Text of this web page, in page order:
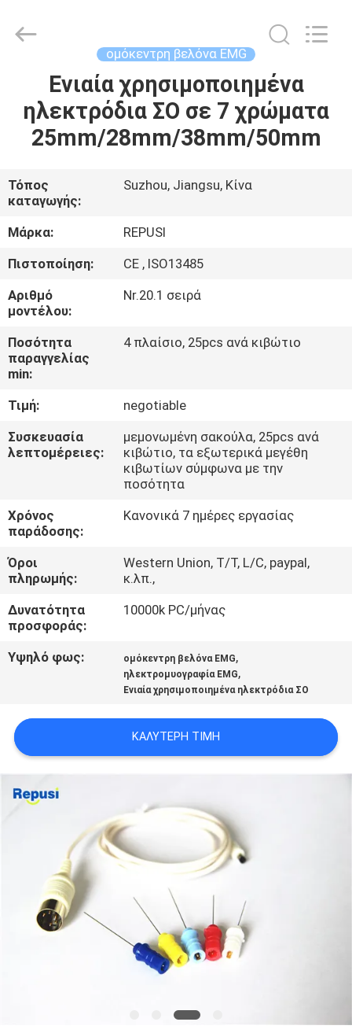
ΣΠΊΤΙ
ΠΡΟΪΌΝΤΑ
ΠΕΡΊΠΟΥ
ΕΜΕΊΣ
ΓΎΡΟΣ
ΕΡΓΟΣΤΑΣΊΩΝ
ΠΟΙΟΤΙΚΌΣ
ΈΛΕΓΧΟΣ
ΜΑΣ
ΕΛΆΤΕ
ΜΕ
ΕΙΔΉΣΕΙΣ
ΖΗΤΉΣΤΕ
ΈΝΑ
ΑΠΌΣΠΑΣΜΑ
SITEMAP
PRIVACY
POLICY
Electronics
Co.,Ltd..
ομόκεντρη βελόνα EMG
Ενιαία χρησιμοποιημένα
ηλεκτρόδια ΣΟ σε 7 χρώματα
25mm/28mm/38mm/50mm
Τόπος
καταγωγής:
Suzhou, Jiangsu, Κίνα
Μάρκα:
REPUSI
Πιστοποίηση:
CE , ISO13485
Αριθμό
μοντέλου:
Nr.20.1 σειρά
Ποσότητα
παραγγελίας
min:
4 πλαίσιο, 25pcs ανά κιβώτιο
Τιμή:
negotiable
Συσκευασία
λεπτομέρειες:
μεμονωμένη σακούλα, 25pcs ανά
κιβώτιο, τα εξωτερικά μεγέθη
κιβωτίων σύμφωνα με την
ποσότητα
Χρόνος
παράδοσης:
Κανονικά 7 ημέρες εργασίας
Όροι
πληρωμής:
Western Union, T/T, L/C, paypal,
κ.λπ.,
Δυνατότητα
προσφοράς:
10000k PC/μήνας
Υψηλό φως: ομόκεντρη βελόνα EMG,
ηλεκτρομυογραφία EMG,
Ενιαία χρησιμοποιημένα ηλεκτρόδια ΣΟ
ΚΑΛΎΤΕΡΗ ΤΙΜΉ